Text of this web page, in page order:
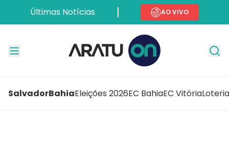
Últimas Notícias AO VIVO
SalvadorBahiaEleições 2026EC BahiaEC Vitória